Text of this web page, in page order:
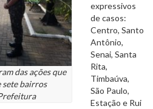
das ações que
bairros
expressivos
de casos:
Centro, Santo
Antônio,
Senai, Santa
Rita,
Timbaúva,
São Paulo,
Estação e Rui